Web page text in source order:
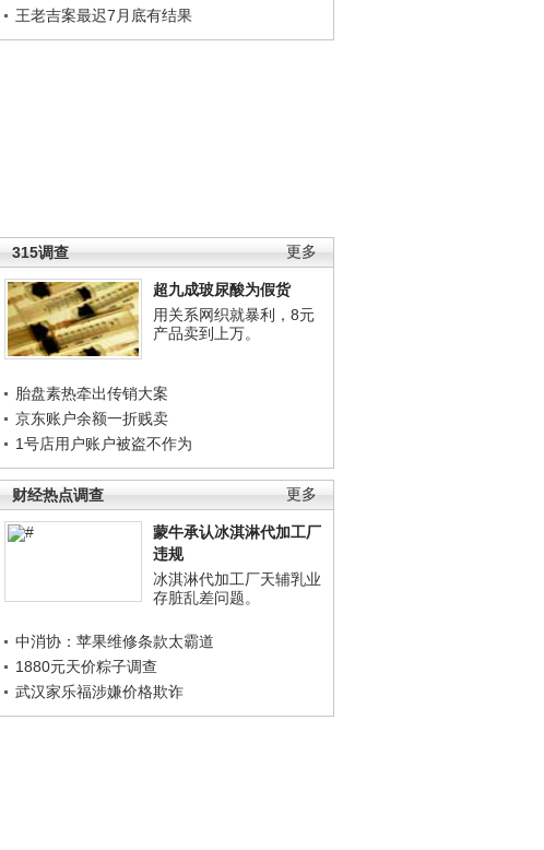
王老吉案最迟7月底有结果
更多
315调查
超九成玻尿酸为假货
用关系网织就暴利，8元
产品卖到上万。
胎盘素热牵出传销大案
京东账户余额一折贱卖
1号店用户账户被盗不作为
更多
财经热点调查
蒙牛承认冰淇淋代加工厂
违规
冰淇淋代加工厂天辅乳业
存脏乱差问题。
中消协：苹果维修条款太霸道
1880元天价粽子调查
武汉家乐福涉嫌价格欺诈